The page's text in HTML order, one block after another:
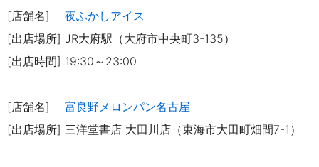
[店舗名] 夜ふかしアイス
[出店場所] JR大府駅（大府市中央町3-135）
[出店時間] 19:30～23:00
[店舗名] 富良野メロンパン名古屋
[出店場所] 三洋堂書店 大田川店（東海市大田町畑間7-1）